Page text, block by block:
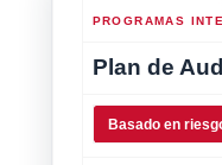
PROGRAMAS
Plan de
Basado en